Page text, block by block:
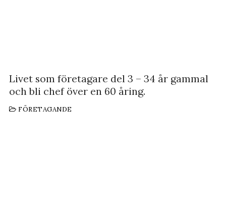
Livet som företagare del 3 – 34 år gammal
och bli chef över en 60 åring.
FÖRETAGANDE